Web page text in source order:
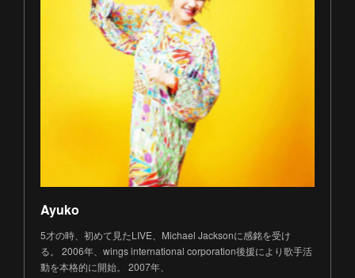
Ayuko
5才の時、初めて見たLIVE、Michael Jacksonに感銘を受け
る。 2006年、wings international corporation後援により歌手活
動を本格的に開始。 2007年、